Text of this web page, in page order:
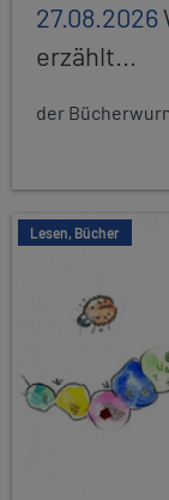
27.08.2026
erzählt...
der
Lesen, Bücher